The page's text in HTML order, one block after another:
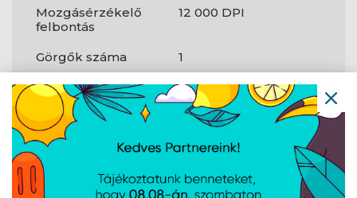
Mozgásérzékelő
felbontás
12 000 DPI
Görgők száma
1
Görgő típusa
Görgő
Gombok száma
6
Programozható
gombok száma
5
Világítás színe Multi